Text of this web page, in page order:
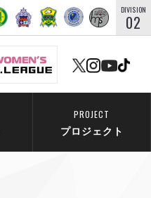
DIVISION
02
PROJECT
プロジェクト